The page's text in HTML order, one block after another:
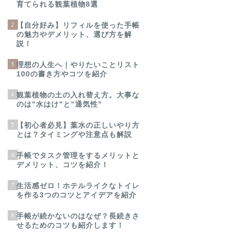
育てられる観葉植物8選
2
【自分好み】リフィルを使った手帳
の魅力やデメリット、選び方を解
説！
3 理想の人生へ｜やりたいことリスト
100の書き方やコツを紹介
4 観葉植物の土の入れ替え方。大事な
のは”水はけ”と”通気性”
5
【初心者必見】葉水の正しいやり方
とは？タイミングや注意点も解説
6 手帳でタスク管理をするメリットと
デメリット、コツを紹介！
7 生活感ゼロ！ホテルライクなトイレ
を作る3つのコツとアイデアを紹介
8 手帳が続かないのはなぜ？長続きさ
せるためのコツも紹介します！